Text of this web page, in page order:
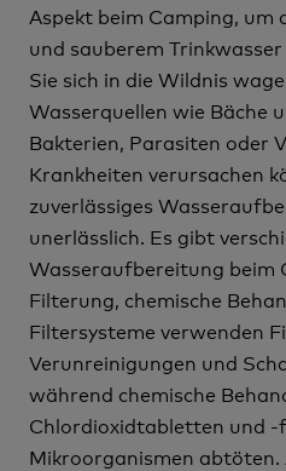
Aspekt beim Camping, um
und sauberem
Sie sich in die Wildnis
Wasserquellen wie Bäche
Bakterien, Parasiten oder
Krankheiten verursachen
zuverlässiges
unerlässlich. Es gibt
Wasseraufbereitung beim
Filterung, chemische
Filtersysteme verwenden
Verunreinigungen und
während chemische
Chlordioxidtabletten und -
Mikroorganismen abtöten.